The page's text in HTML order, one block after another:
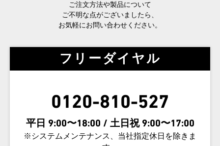
ご注文方法や製品について
ご不明な点がございましたら、
お気軽にお問い合わせください。
フリーダイヤル
0120-810-527
平日 9:00〜18:00 / 土日祝 9:00〜17:00
※システムメンテナンス、当社指定休日を除きま